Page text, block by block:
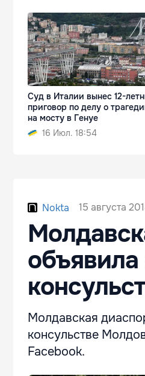
Суд в Италии вынес 12-
приговор по делу о
на мосту в Генуе
16 Июл. 18:54
Nokta 15 августа
Молдавская
консульстве
Facebook.